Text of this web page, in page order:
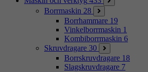
Borrmaskin 28
Borrhammare 19
Vinkelborrmaskin 1
Kombiborrmaskin 6
Skruvdragare 30
Borrskruvdragare 18
Slagskruvdragare 7